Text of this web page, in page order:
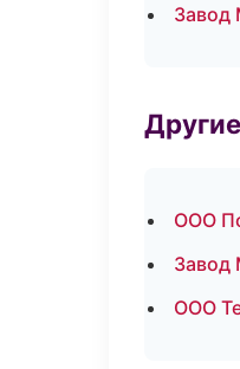
Завод
ООО
Завод
ООО